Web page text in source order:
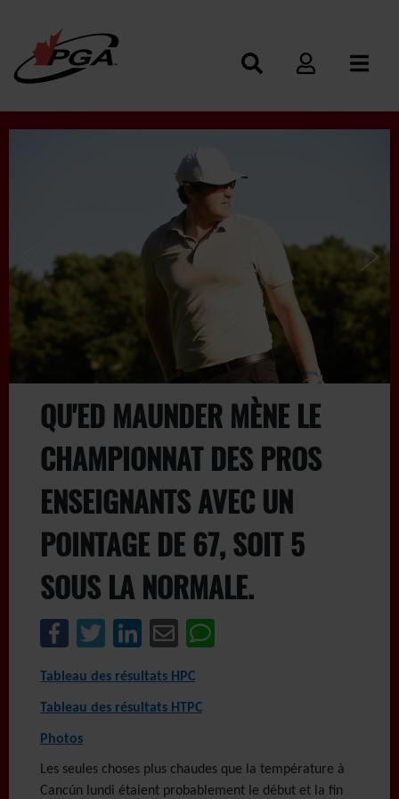
QU'ED MAUNDER MÈNE LE
CHAMPIONNAT DES PROS
ENSEIGNANTS AVEC UN
POINTAGE DE 67, SOIT 5
SOUS LA NORMALE.
Tableau des résultats HPC
Tableau des résultats HTPC
Photos
Les seules choses plus chaudes que la température à
Cancún lundi étaient probablement le début et la fin